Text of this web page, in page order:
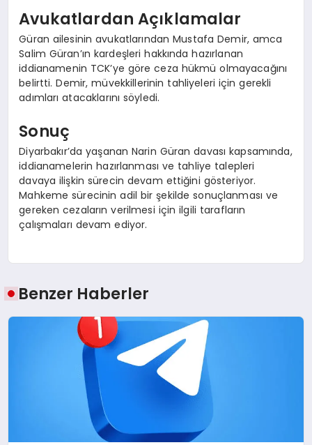
Avukatlardan Açıklamalar
Güran ailesinin avukatlarından Mustafa Demir, amca
Salim Güran’ın kardeşleri hakkında hazırlanan
iddianamenin TCK’ye göre ceza hükmü olmayacağını
belirtti. Demir, müvekkillerinin tahliyeleri için gerekli
adımları atacaklarını söyledi.
Sonuç
Diyarbakır’da yaşanan Narin Güran davası kapsamında,
iddianamelerin hazırlanması ve tahliye talepleri
davaya ilişkin sürecin devam ettiğini gösteriyor.
Mahkeme sürecinin adil bir şekilde sonuçlanması ve
gereken cezaların verilmesi için ilgili tarafların
çalışmaları devam ediyor.
Benzer Haberler